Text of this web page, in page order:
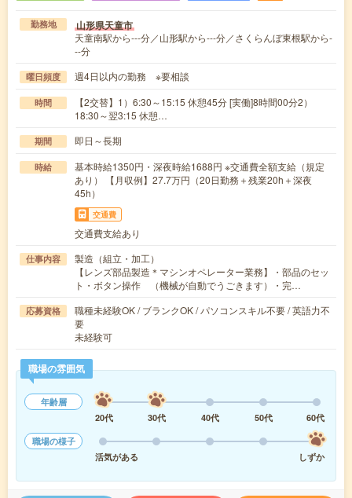
勤務地 山形県天童市
天童南駅から---分／山形駅から---分／さくらんぼ東根駅から-
--分
曜日頻度 週4日以内の勤務 ※要相談
時間
【2交替】1）6:30～15:15 休憩45分 [実働]8時間00分2）
18:30～翌3:15 休憩…
期間 即日～長期
時給
基本時給1350円・深夜時給1688円 ※交通費全額支給（規定
あり） 【月収例】27.7万円（20日勤務＋残業20h＋深夜
45h）
交通費
交通費支給あり
仕事内容
製造（組立・加工）
【レンズ部品製造＊マシンオペレーター業務】・部品のセッ
ト・ボタン操作 （機械が自動でうごきます）・完…
応募資格
職種未経験OK / ブランクOK / パソコンスキル不要 / 英語力不
要
未経験可
職場の雰囲気
年齢層
20代
30代 40代 50代
60代
職場の様子
活気がある
しずか